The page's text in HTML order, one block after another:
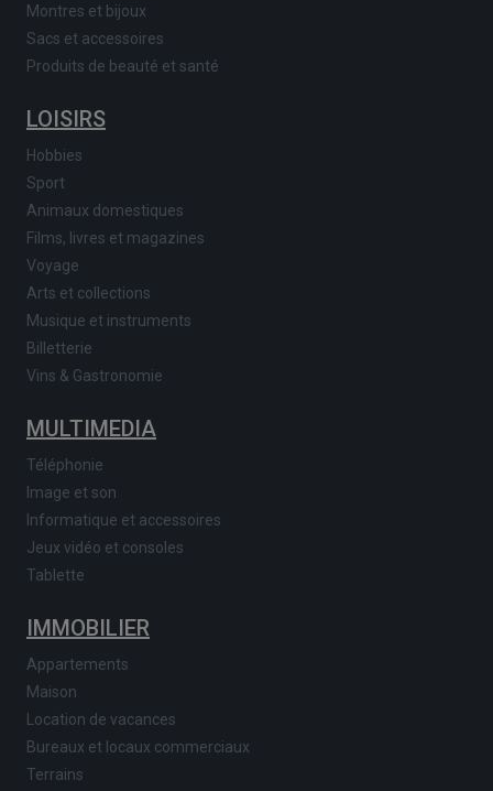
Montres et bijoux
Sacs et accessoires
Produits de beauté et santé
LOISIRS
Hobbies
Sport
Animaux domestiques
Films, livres et magazines
Voyage
Arts et collections
Musique et instruments
Billetterie
Vins & Gastronomie
MULTIMEDIA
Téléphonie
Image et son
Informatique et accessoires
Jeux vidéo et consoles
Tablette
IMMOBILIER
Appartements
Maison
Location de vacances
Bureaux et locaux commerciaux
Terrains